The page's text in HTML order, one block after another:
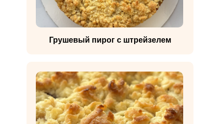
Грушевый пирог с штрейзелем